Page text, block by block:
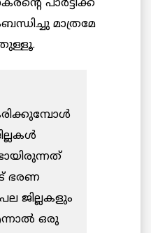
പാർട്ടിക്ക്
മാത്രമേ
ഭരണ
ജില്ലകളും
ഒരു